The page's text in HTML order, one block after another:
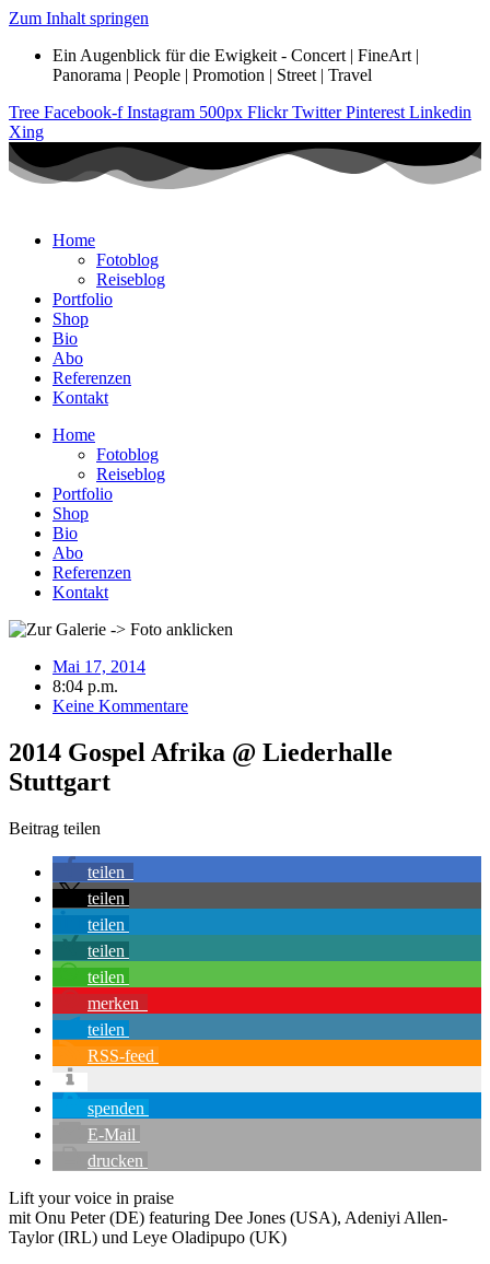
Zum Inhalt springen
Ein Augenblick für die Ewigkeit - Concert | FineArt |
Panorama | People | Promotion | Street | Travel
Tree Facebook-f Instagram 500px Flickr Twitter Pinterest Linkedin
Xing
Home
Fotoblog
Reiseblog
Portfolio
Shop
Bio
Abo
Referenzen
Kontakt
Home
Fotoblog
Reiseblog
Portfolio
Shop
Bio
Abo
Referenzen
Kontakt
Mai 17, 2014
8:04 p.m.
Keine Kommentare
2014 Gospel Afrika @ Liederhalle
Stuttgart
Beitrag teilen
teilen
teilen
teilen
teilen
teilen
merken
teilen
RSS-feed
spenden
E-Mail
drucken
Lift your voice in praise
mit Onu Peter (DE) featuring Dee Jones (USA), Adeniyi Allen-
Taylor (IRL) und Leye Oladipupo (UK)